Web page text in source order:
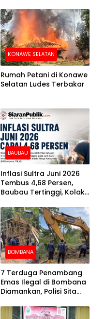
Kolut
KONAWE SELATAN
Rumah Petani di Konawe
Selatan Ludes Terbakar
BAUBAU
Inflasi Sultra Juni 2026
Tembus 4,68 Persen,
Baubau Tertinggi, Kolaka
BOMBANA
7 Terduga Penambang
Emas Ilegal di Bombana
Diamankan, Polisi Sita
Crusher